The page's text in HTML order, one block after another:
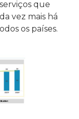
que
vez mais há
os países.